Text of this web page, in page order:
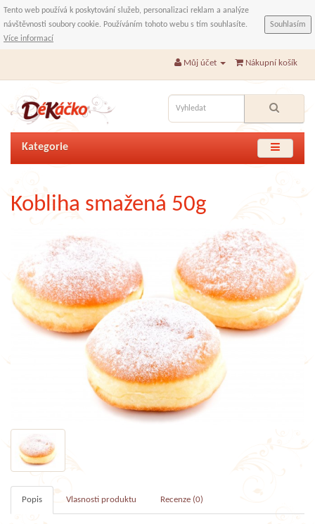
Tento web používá k poskytování služeb, personalizaci reklam a analýze
návštěvnosti soubory cookie. Používáním tohoto webu s tím souhlasíte.
Více informací
Souhlasím
Můj účet Nákupní košík
Kategorie
Kobliha smažená 50g
Popis Vlasnosti produktu Recenze (0)